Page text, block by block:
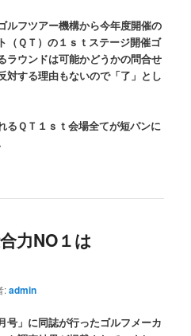
ルフツアー機構から今年度開催の
（ＱＴ）の１ｓｔステージ開催ゴ
ラウンドは可能かどうかの問合せ
対する理由もないので「了」とし
ＱＴ１ｓｔ会場全てが短パンに
力NO１は
:admin
号」に同誌が行ったゴルフメーカ